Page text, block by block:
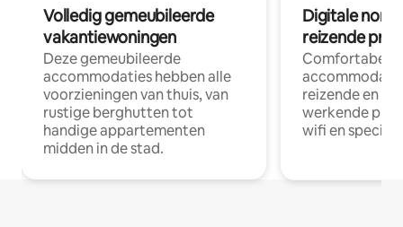
Volledig gemeubileerde
vakantiewoningen
Deze gemeubileerde
accommodaties hebben alle
voorzieningen van thuis, van
rustige berghutten tot
handige appartementen
midden in de stad.
Digitale
reizende
Comfortabele
reizende en
werkende
wifi en